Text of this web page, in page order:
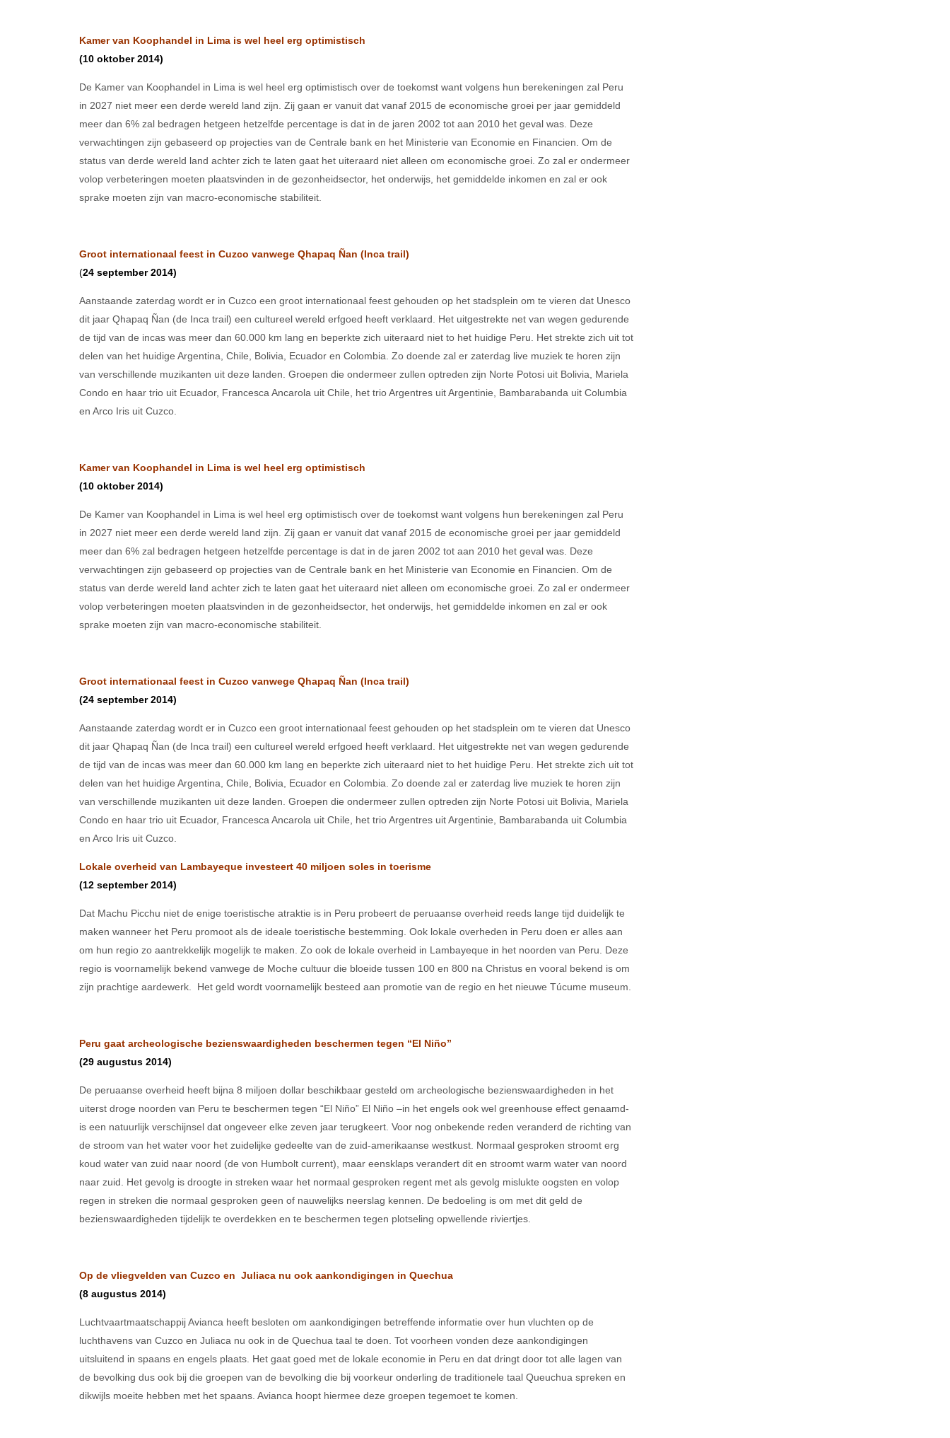
Kamer van Koophandel in Lima is wel heel erg optimistisch
(10 oktober 2014)
De Kamer van Koophandel in Lima is wel heel erg optimistisch over de toekomst want volgens hun berekeningen zal Peru
in 2027 niet meer een derde wereld land zijn. Zij gaan er vanuit dat vanaf 2015 de economische groei per jaar gemiddeld
meer dan 6% zal bedragen hetgeen hetzelfde percentage is dat in de jaren 2002 tot aan 2010 het geval was. Deze
verwachtingen zijn gebaseerd op projecties van de Centrale bank en het Ministerie van Economie en Financien. Om de
status van derde wereld land achter zich te laten gaat het uiteraard niet alleen om economische groei. Zo zal er ondermeer
volop verbeteringen moeten plaatsvinden in de gezonheidsector, het onderwijs, het gemiddelde inkomen en zal er ook
sprake moeten zijn van macro-economische stabiliteit.
Groot internationaal feest in Cuzco vanwege Qhapaq Ñan (Inca trail)
(24 september 2014)
Aanstaande zaterdag wordt er in Cuzco een groot internationaal feest gehouden op het stadsplein om te vieren dat Unesco
dit jaar Qhapaq Ñan (de Inca trail) een cultureel wereld erfgoed heeft verklaard. Het uitgestrekte net van wegen gedurende
de tijd van de incas was meer dan 60.000 km lang en beperkte zich uiteraard niet to het huidige Peru. Het strekte zich uit tot
delen van het huidige Argentina, Chile, Bolivia, Ecuador en Colombia. Zo doende zal er zaterdag live muziek te horen zijn
van verschillende muzikanten uit deze landen. Groepen die ondermeer zullen optreden zijn Norte Potosi uit Bolivia, Mariela
Condo en haar trio uit Ecuador, Francesca Ancarola uit Chile, het trio Argentres uit Argentinie, Bambarabanda uit Columbia
en Arco Iris uit Cuzco.
Kamer van Koophandel in Lima is wel heel erg optimistisch
(10 oktober 2014)
De Kamer van Koophandel in Lima is wel heel erg optimistisch over de toekomst want volgens hun berekeningen zal Peru
in 2027 niet meer een derde wereld land zijn. Zij gaan er vanuit dat vanaf 2015 de economische groei per jaar gemiddeld
meer dan 6% zal bedragen hetgeen hetzelfde percentage is dat in de jaren 2002 tot aan 2010 het geval was. Deze
verwachtingen zijn gebaseerd op projecties van de Centrale bank en het Ministerie van Economie en Financien. Om de
status van derde wereld land achter zich te laten gaat het uiteraard niet alleen om economische groei. Zo zal er ondermeer
volop verbeteringen moeten plaatsvinden in de gezonheidsector, het onderwijs, het gemiddelde inkomen en zal er ook
sprake moeten zijn van macro-economische stabiliteit.
Groot internationaal feest in Cuzco vanwege Qhapaq Ñan (Inca trail)
(24 september 2014)
Aanstaande zaterdag wordt er in Cuzco een groot internationaal feest gehouden op het stadsplein om te vieren dat Unesco
dit jaar Qhapaq Ñan (de Inca trail) een cultureel wereld erfgoed heeft verklaard. Het uitgestrekte net van wegen gedurende
de tijd van de incas was meer dan 60.000 km lang en beperkte zich uiteraard niet to het huidige Peru. Het strekte zich uit tot
delen van het huidige Argentina, Chile, Bolivia, Ecuador en Colombia. Zo doende zal er zaterdag live muziek te horen zijn
van verschillende muzikanten uit deze landen. Groepen die ondermeer zullen optreden zijn Norte Potosi uit Bolivia, Mariela
Condo en haar trio uit Ecuador, Francesca Ancarola uit Chile, het trio Argentres uit Argentinie, Bambarabanda uit Columbia
en Arco Iris uit Cuzco.
Lokale overheid van Lambayeque investeert 40 miljoen soles in toerisme
(12 september 2014)
Dat Machu Picchu niet de enige toeristische atraktie is in Peru probeert de peruaanse overheid reeds lange tijd duidelijk te
maken wanneer het Peru promoot als de ideale toeristische bestemming. Ook lokale overheden in Peru doen er alles aan
om hun regio zo aantrekkelijk mogelijk te maken. Zo ook de lokale overheid in Lambayeque in het noorden van Peru. Deze
regio is voornamelijk bekend vanwege de Moche cultuur die bloeide tussen 100 en 800 na Christus en vooral bekend is om
zijn prachtige aardewerk. Het geld wordt voornamelijk besteed aan promotie van de regio en het nieuwe Túcume museum.
Peru gaat archeologische bezienswaardigheden beschermen tegen “El Niño”
(29 augustus 2014)
De peruaanse overheid heeft bijna 8 miljoen dollar beschikbaar gesteld om archeologische bezienswaardigheden in het
uiterst droge noorden van Peru te beschermen tegen “El Niño” El Niño –in het engels ook wel greenhouse effect genaamd-
is een natuurlijk verschijnsel dat ongeveer elke zeven jaar terugkeert. Voor nog onbekende reden veranderd de richting van
de stroom van het water voor het zuidelijke gedeelte van de zuid-amerikaanse westkust. Normaal gesproken stroomt erg
koud water van zuid naar noord (de von Humbolt current), maar eensklaps verandert dit en stroomt warm water van noord
naar zuid. Het gevolg is droogte in streken waar het normaal gesproken regent met als gevolg mislukte oogsten en volop
regen in streken die normaal gesproken geen of nauwelijks neerslag kennen. De bedoeling is om met dit geld de
bezienswaardigheden tijdelijk te overdekken en te beschermen tegen plotseling opwellende riviertjes.
Op de vliegvelden van Cuzco en Juliaca nu ook aankondigingen in Quechua
(8 augustus 2014)
Luchtvaartmaatschappij Avianca heeft besloten om aankondigingen betreffende informatie over hun vluchten op de
luchthavens van Cuzco en Juliaca nu ook in de Quechua taal te doen. Tot voorheen vonden deze aankondigingen
uitsluitend in spaans en engels plaats. Het gaat goed met de lokale economie in Peru en dat dringt door tot alle lagen van
de bevolking dus ook bij die groepen van de bevolking die bij voorkeur onderling de traditionele taal Queuchua spreken en
dikwijls moeite hebben met het spaans. Avianca hoopt hiermee deze groepen tegemoet te komen.